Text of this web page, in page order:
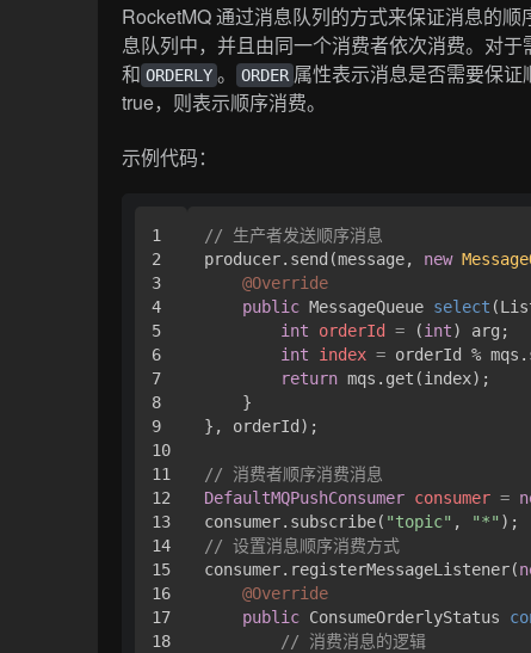
RocketMQ 通过消息队列的方式来保证消息的
息队列中，并且由同一个消费者依次消费。对
和 ORDERLY 。 ORDER 属性表示消息是否需要保证
true，则表示顺序消费。
示例代码：
1
2
3
4
5
6
7
8
9
10
11
12
13
14
15
16
17
18
// 生产者发送顺序消息
producer.send(message, new
@Override
public MessageQueue select
int
orderId = (int) arg;
int
index = orderId %
return mqs.get(index);
    }
}, orderId);
// 消费者顺序消费消息
DefaultMQPushConsumer consumer =
consumer.subscribe( "topic" , "*"
// 设置消息顺序消费方式
consumer.registerMessageListener(
@Override
public ConsumeOrderlyStatus
// 消费消息的逻辑